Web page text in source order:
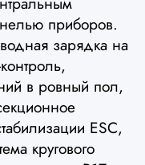
приборов.
зарядка на
в ровный пол,
ESC,
кругового